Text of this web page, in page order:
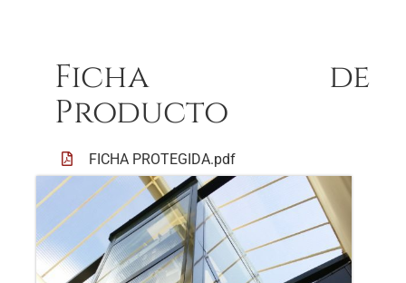
Ficha de
Producto
FICHA PROTEGIDA.pdf